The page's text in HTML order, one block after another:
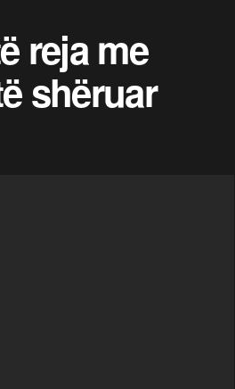
reja me
shëruar